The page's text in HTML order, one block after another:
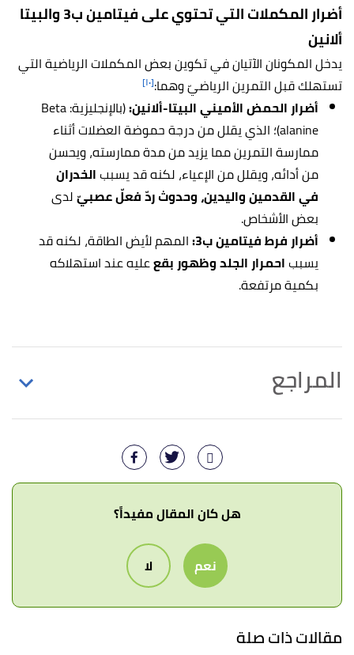
أضرار المكملات التي تحتوي على فيتامين ب3 والبيتا
ألانين
يدخل المكونان الآتيان في تكوين بعض المكملات الرياضية التي
تستهلك قبل التمرين الرياضيّ وهما:[١٠]
أضرار الحمض الأميني البيتا-ألانين:
(بالإنجليزية: Beta
alanine)؛ الذي يقلل من درجة حموضة العضلات أثناء
ممارسة التمرين مما يزيد من مدة ممارسته، ويحسن
من أدائه، ويقلل من الإعياء، لكنه قد يسببالخدران
في القدمين واليدين، وحدوث ردّ فعلّ عصبيّلدى
بعض الأشخاص.
أضرار فرط فيتامين ب3:
المهم لأيض الطاقة، لكنه قد
يسبباحمرار الجلد وظهور بقععليه عند استهلاكه
بكمية مرتفعة.
المراجع
and supplements for athletes",Medical news today
Retrieved 26/3/2021. Edited.
"Bodybuilding and Performance Enhancement
and integrative health, Retrieved 26/3/2021.
↑
Rudy Mawer (25/10/2018),"Creatine 101 —
What Is It and What Does It Do?",Healthline,
هل كان المقال مفيداً؟
نعم لا
مقالات ذات صلة